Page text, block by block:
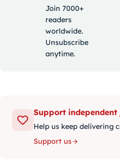
Join 7000+
readers
worldwide.
Unsubscribe
anytime.
Support
Help us keep delivering
Support us